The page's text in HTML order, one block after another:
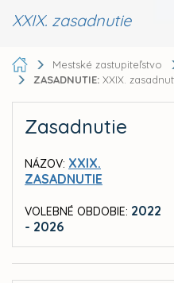
XXIX. zasadnutie
Mestské zastupiteľstvo
ZASADNUTIE: XXIX.
Zasadnutie
NÁZOV: XXIX.
ZASADNUTIE
VOLEBNÉ OBDOBIE: 2022
- 2026